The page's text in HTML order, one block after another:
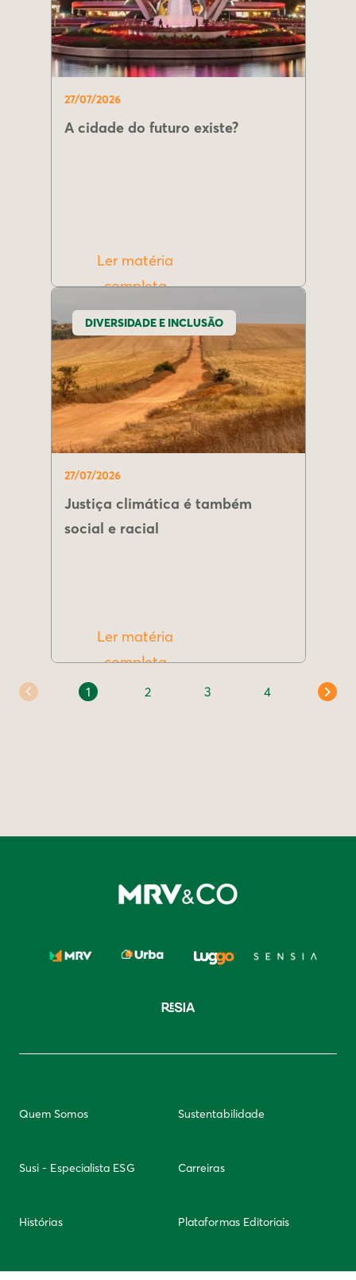
27/07/2026
A cidade do futuro existe?
Ler matéria
completa
DIVERSIDADE E INCLUSÃO
27/07/2026
Justiça climática é também
social e racial
Ler matéria
completa
1 2 3 4
Quem Somos Sustentabilidade
Susi - Especialista ESG Carreiras
Histórias Plataformas Editoriais
Newsletter Integridade